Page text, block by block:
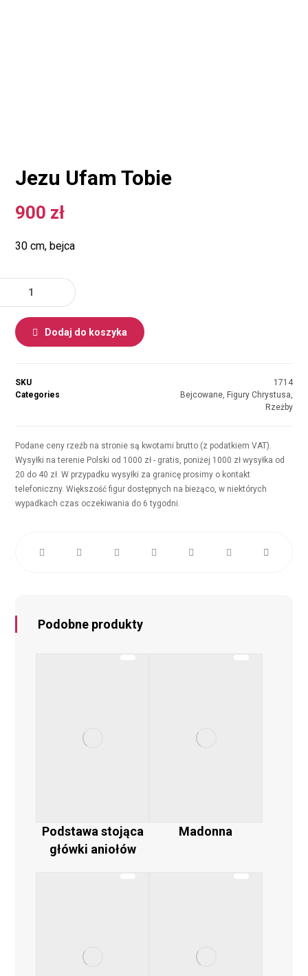
Jezu Ufam Tobie
900 zł
30 cm, bejca
Dodaj do koszyka
SKU
1714
Categories
Bejcowane, Figury Chrystusa
Rzeżby
Podane ceny rzeźb na stronie są kwotami brutto (z podatkiem VAT).
Wysyłki na terenie Polski od 1000 zł - gratis, poniżej 1000 zł wysyłka od
20 do 40 zł. W przypadku wysyłki za granicę prosimy o kontakt
telefoniczny. Większość figur dostępnych na bieżąco, w niektórych
wypadkach czas oczekiwania do 6 tygodni.
Podobne produkty
Podstawa stojąca
główki aniołów
Madonna